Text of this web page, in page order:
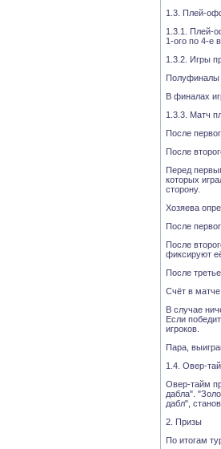
1.3. Плей-
1.3.1. Плей-
1-ого по 4-е
1.3.2. Игры
Полуфиналы
В финалах
1.3.3. Матч
После
После
Перед
которых
сторону.
Хозяева
После
После
фиксируют
После
Счёт в
В случае
Если
игроков.
Пара,
1.4. Овер-
Овер-тайм
дабла".
дабл",
2. Призы
По итогам